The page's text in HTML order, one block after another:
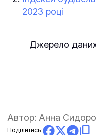
2023 році
Джерело
Автор: Анна
Поділитись: